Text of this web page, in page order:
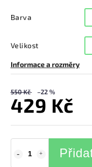
Barva
Velikost
Informace a rozměry
550 Kč –22 %
429 Kč